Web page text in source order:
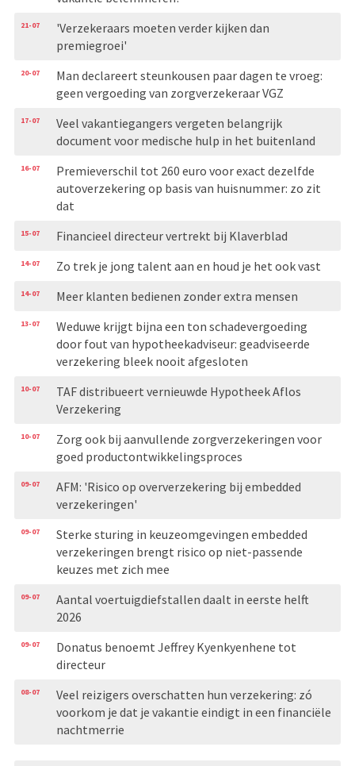
21-07
'Verzekeraars moeten verder kijken dan
premiegroei'
20-07
Man declareert steunkousen paar dagen te vroeg:
geen vergoeding van zorgverzekeraar VGZ
17-07
Veel vakantiegangers vergeten belangrijk
document voor medische hulp in het buitenland
16-07
Premieverschil tot 260 euro voor exact dezelfde
autoverzekering op basis van huisnummer: zo zit
dat
15-07 Financieel directeur vertrekt bij Klaverblad
14-07 Zo trek je jong talent aan en houd je het ook vast
14-07 Meer klanten bedienen zonder extra mensen
13-07
Weduwe krijgt bijna een ton schadevergoeding
door fout van hypotheekadviseur: geadviseerde
verzekering bleek nooit afgesloten
10-07
TAF distribueert vernieuwde Hypotheek Aflos
Verzekering
10-07
Zorg ook bij aanvullende zorgverzekeringen voor
goed productontwikkelingsproces
09-07
AFM: 'Risico op oververzekering bij embedded
verzekeringen'
09-07
Sterke sturing in keuzeomgevingen embedded
verzekeringen brengt risico op niet-passende
keuzes met zich mee
09-07
Aantal voertuigdiefstallen daalt in eerste helft
2026
09-07
Donatus benoemt Jeffrey Kyenkyenhene tot
directeur
08-07
Veel reizigers overschatten hun verzekering: zó
voorkom je dat je vakantie eindigt in een financiële
nachtmerrie